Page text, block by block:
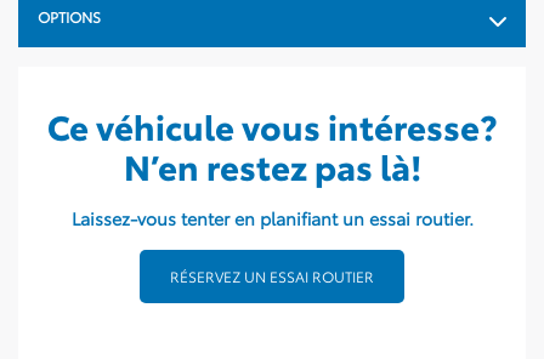
OPTIONS
Ce véhicule vous intéresse?
N’en restez pas là!
Laissez-vous tenter en planifiant un essai routier.
RÉSERVEZ UN ESSAI ROUTIER